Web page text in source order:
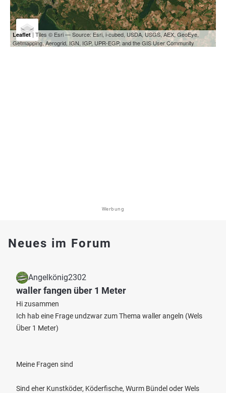
Leaflet| Tiles © Esri — Source: Esri, i-cubed, USDA, USGS, AEX, GeoEye,
Getmapping, Aerogrid, IGN, IGP, UPR-EGP, and the GIS User Community
Werbung
Neues im Forum
Angelkönig2302
waller fangen über 1 Meter
Hi zusammen
Ich hab eine Frage undzwar zum Thema waller angeln (Wels
Über 1 Meter)
Meine Fragen sind
Sind eher Kunstköder, Köderfische, Wurm Bündel oder Wels